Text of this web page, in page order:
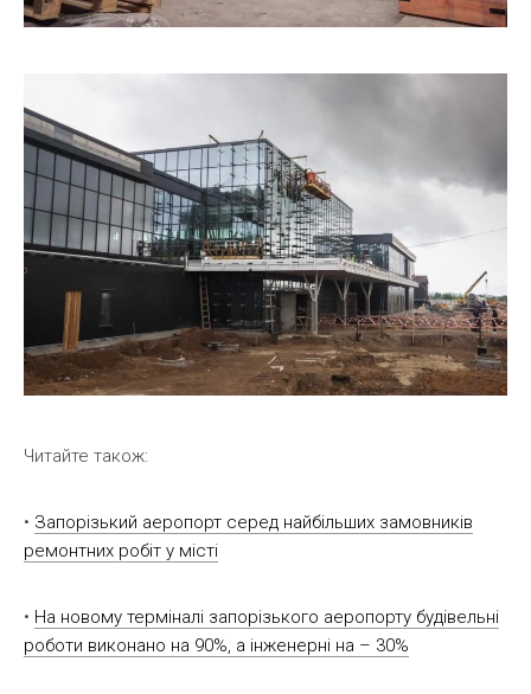
Читайте також:
• Запорізький аеропорт серед найбільших замовників
ремонтних робіт у місті
• На новому терміналі запорізького аеропорту будівельні
роботи виконано на 90%, а інженерні на – 30%